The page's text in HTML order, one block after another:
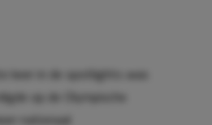
keer in de spotlights was
op de Olympische
nationaal